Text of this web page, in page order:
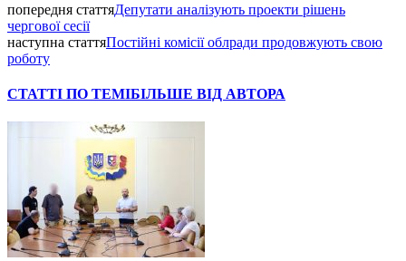
попередня статтяДепутати аналізують проекти рішень
чергової сесії
наступна статтяПостійні комісії облради продовжують свою
роботу
СТАТТІ ПО ТЕМІБІЛЬШЕ ВІД АВТОРА